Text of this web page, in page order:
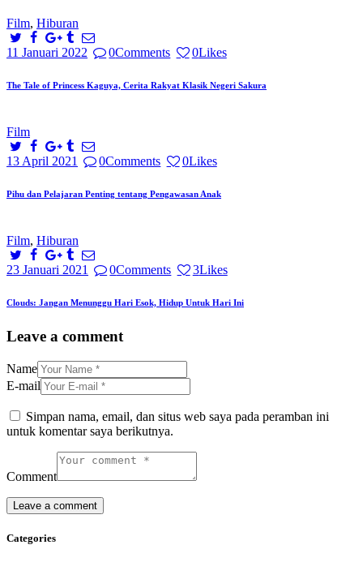
Film, Hiburan
11 Januari 2022 0Comments 0Likes
The Tale of Princess Kaguya, Cerita Rakyat Klasik Negeri Sakura
Film
13 April 2021 0Comments 0Likes
Pihu dan Pelajaran Penting tentang Pengawasan Anak
Film, Hiburan
23 Januari 2021 0Comments 3Likes
Clouds: Jangan Menunggu Hari Esok, Hidup Untuk Hari Ini
Leave a comment
Name
E-mail
Simpan nama, email, dan situs web saya pada peramban ini
untuk komentar saya berikutnya.
Comment
Categories